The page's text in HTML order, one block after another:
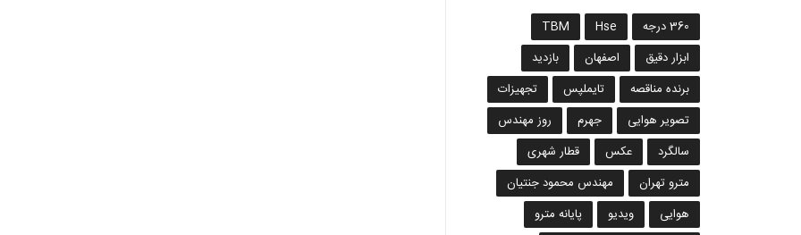
360 درجه Hse
TBM
ابزار دقیق
اصفهان
بازدید
برنده مناقصه
تایملپس
تجهیزات
تصویر هوایی
جهرم
روز مهندس
سالگرد
عکس
قطار شهری
مترو تهران
مهندس محمود جنتیان
هوایی
ویدیو
پایانه مترو